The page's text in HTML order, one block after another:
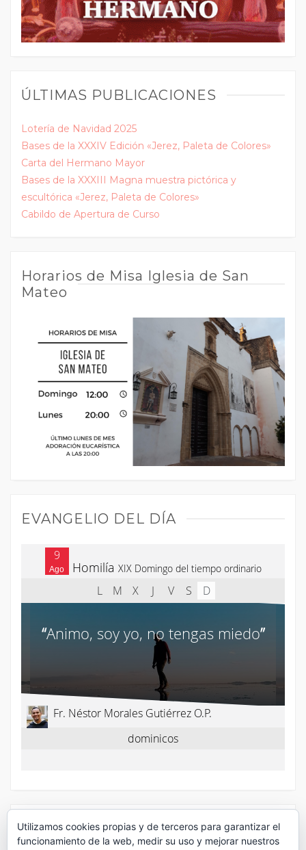
ÚLTIMAS PUBLICACIONES
Lotería de Navidad 2025
Bases de la XXXIV Edición «Jerez, Paleta de Colores»
Carta del Hermano Mayor
Bases de la XXXIII Magna muestra pictórica y
escultórica «Jerez, Paleta de Colores»
Cabildo de Apertura de Curso
Horarios de Misa Iglesia de San
Mateo
EVANGELIO DEL DÍA
¡Síguenos en Twitter!
Utilizamos cookies propias y de terceros para garantizar el
funcionamiento de la web, medir su uso y mejorar nuestros